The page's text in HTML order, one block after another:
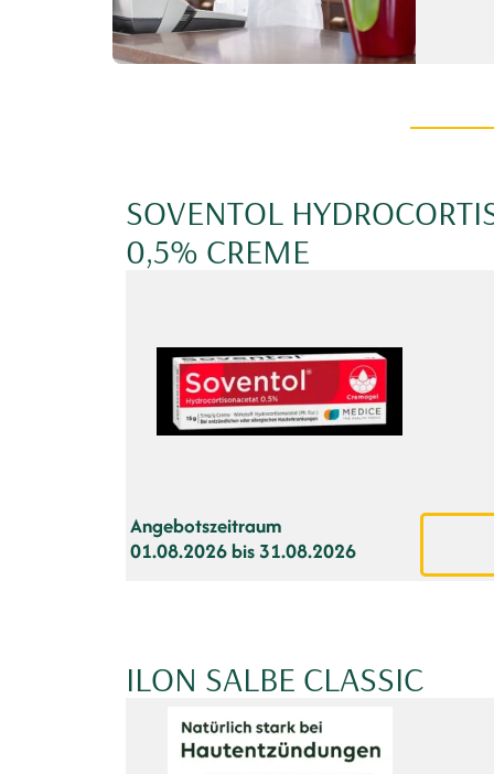
SOVENTOL
0,5% CREME
Angebotszeitraum
01.08.2026 bis 31.08.2026
ILON SALBE CLASSIC